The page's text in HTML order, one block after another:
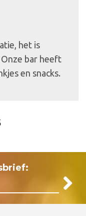
het is
bar heeft
en snacks.